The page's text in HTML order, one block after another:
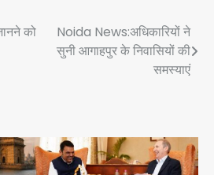
को
Noida News:अधिकारियों ने
सुनी आगाहपुर के निवासियों की
समस्याएं